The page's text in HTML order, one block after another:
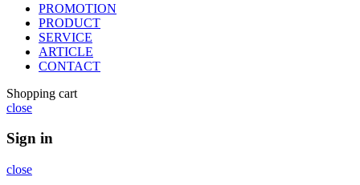
PROMOTION
PRODUCT
SERVICE
ARTICLE
CONTACT
Shopping cart
close
Sign in
close